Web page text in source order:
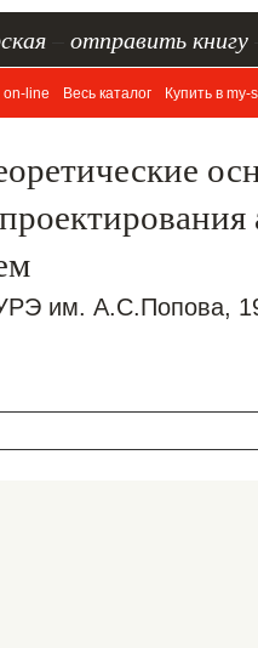
отправить книгу
line Весь каталог Купить в my-
им. А.С.Попова,